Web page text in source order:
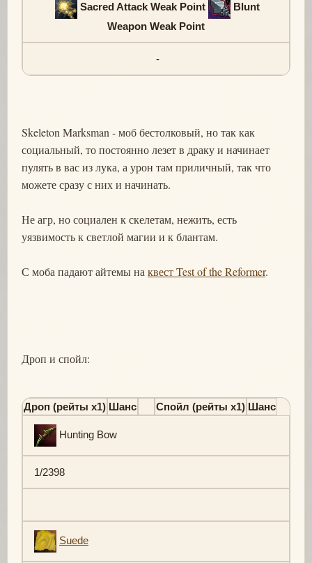
Sacred Attack Weak Point
Blunt
Weapon Weak Point
-
Skeleton Marksman - моб бестолковый, но так как
социальный, то постоянно лезет в драку и начинает
пулять в вас из лука, а урон там приличный, так что
можете сразу с них и начинать.
Не агр, но социален к скелетам, нежить, есть
уязвимость к светлой магии и к блантам.
С моба падают айтемы на квест Test of the Reformer.
Дроп и спойл:
Дроп (рейты х1) Шанс Спойл (рейты х1) Шанс
Hunting Bow
1/2398
Suede